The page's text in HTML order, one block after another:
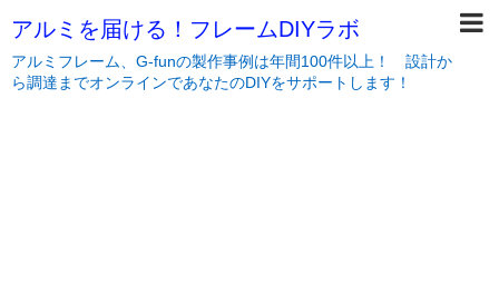
アルミを届ける！フレームDIYラボ
アルミフレーム、G-funの製作事例は年間100件以上！ 設計か
ら調達までオンラインであなたのDIYをサポートします！